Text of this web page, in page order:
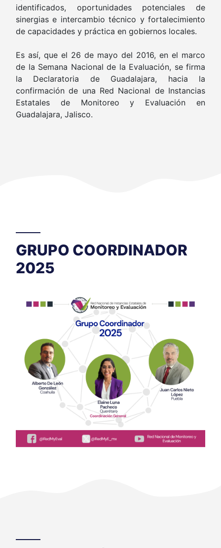
identificados, oportunidades potenciales de
sinergias e intercambio técnico y fortalecimiento
de capacidades y práctica en gobiernos locales.
Es así, que el 26 de mayo del 2016, en el marco
de la Semana Nacional de la Evaluación, se firma
la Declaratoria de Guadalajara, hacia la
confirmación de una Red Nacional de Instancias
Estatales de Monitoreo y Evaluación en
Guadalajara, Jalisco.
GRUPO COORDINADOR
2025